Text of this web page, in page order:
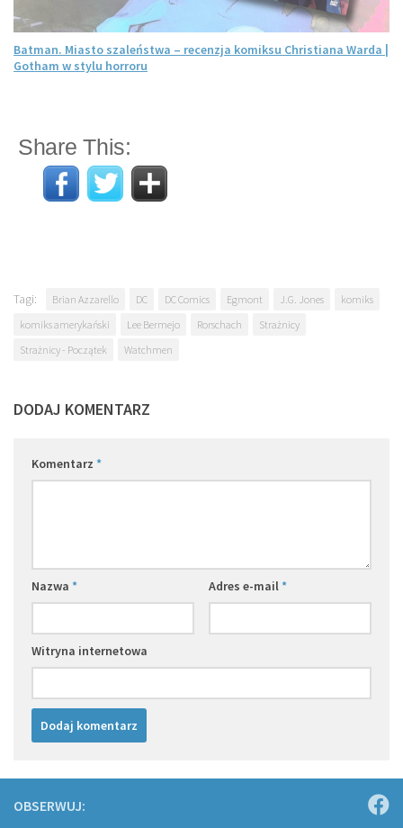
Batman. Miasto szaleństwa – recenzja komiksu Christiana Warda |
Gotham w stylu horroru
Share This:
Tagi: Brian Azzarello DC DC Comics Egmont J.G. Jones
komiks
komiks amerykański
Lee Bermejo Rorschach
Strażnicy
Strażnicy - Początek
Watchmen
DODAJ KOMENTARZ
Komentarz *
Nazwa * Adres e-mail*
Witryna internetowa
OBSERWUJ: